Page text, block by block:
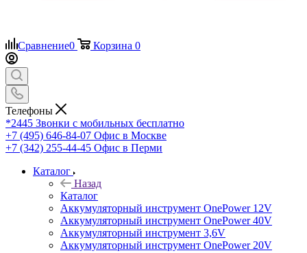
Сравнение0 Корзина 0
Телефоны
*2445 Звонки с мобильных бесплатно
+7 (495) 646-84-07 Офис в Москве
+7 (342) 255-44-45 Офис в Перми
Каталог
Назад
Каталог
Аккумуляторный инструмент OnePower 12V
Аккумуляторный инструмент OnePower 40V
Аккумуляторный инструмент 3,6V
Аккумуляторный инструмент OnePower 20V